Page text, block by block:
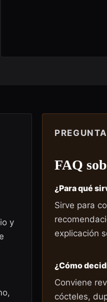
y
FAQ
¿Para qué
Sirve para
explicación
¿Cómo
Conviene
cócteles,